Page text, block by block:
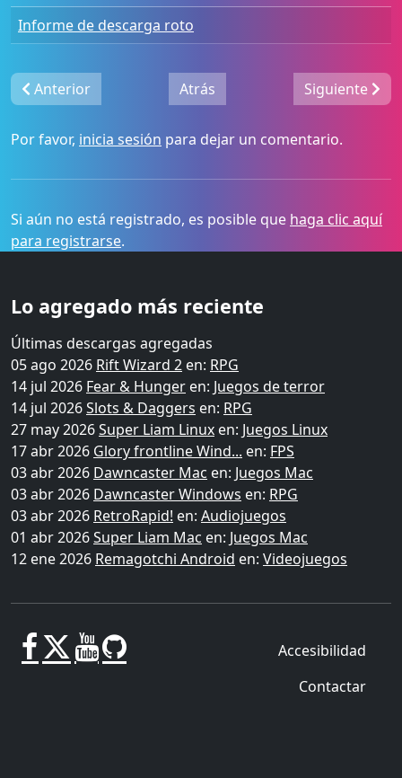
Informe de descarga roto
Anterior Atrás Siguiente
Por favor, inicia sesión para dejar un comentario.
Si aún no está registrado, es posible que haga clic aquí
para registrarse.
Lo agregado más reciente
Últimas descargas agregadas
05 ago 2026 Rift Wizard 2 en: RPG
14 jul 2026 Fear & Hunger en: Juegos de terror
14 jul 2026Slots & Daggers en: RPG
27 may 2026Super Liam Linux en: Juegos Linux
17 abr 2026 Glory frontline Wind... en: FPS
03 abr 2026 Dawncaster Mac en: Juegos Mac
03 abr 2026 Dawncaster Windows en: RPG
03 abr 2026 RetroRapid! en: Audiojuegos
01 abr 2026Super Liam Mac en: Juegos Mac
12 ene 2026 Remagotchi Android en: Videojuegos
Accesibilidad
Contactar